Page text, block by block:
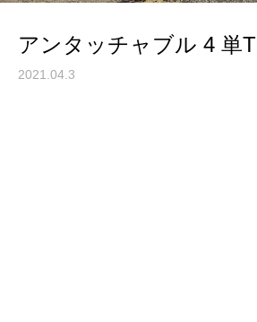
アンタッチャブル 4 単T
2021.04.3